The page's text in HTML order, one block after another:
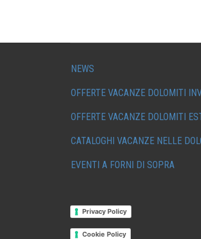
NEWS
OFFERTE VACANZE DOLOMITI
OFFERTE VACANZE DOLOMITI
CATALOGHI VACANZE NELLE
EVENTI A FORNI DI SOPRA
Privacy Policy
Cookie Policy